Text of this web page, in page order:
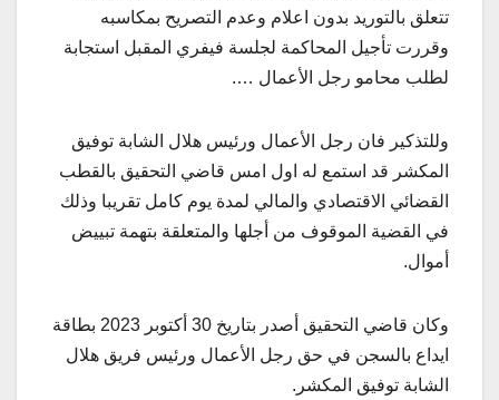
تتعلق بالتوريد بدون اعلام وعدم التصريح بمكاسبه
وقررت تأجيل المحاكمة لجلسة فيفري المقبل استجابة
لطلب محامو رجل الأعمال ….
وللتذكير فان رجل الأعمال ورئيس هلال الشابة توفيق
المكشر قد استمع له اول امس قاضي التحقيق بالقطب
القضائي الاقتصادي والمالي لمدة يوم كامل تقريبا وذلك
في القضية الموقوف من أجلها والمتعلقة بتهمة تبييض
أموال.
وكان قاضي التحقيق أصدر بتاريخ 30 أكتوبر 2023 بطاقة
ايداع بالسجن في حق رجل الأعمال ورئيس فريق هلال
الشابة توفيق المكشر.